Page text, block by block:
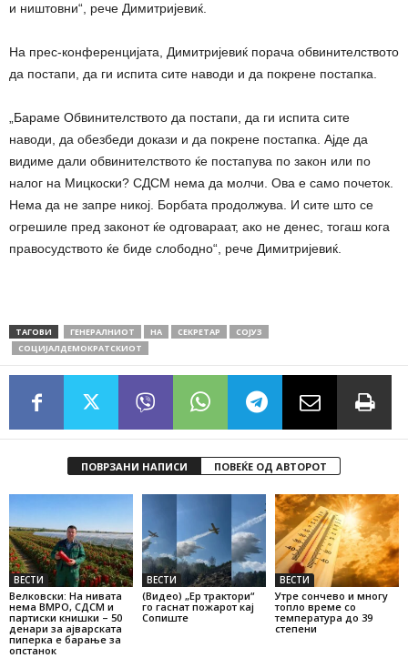
и ништовни“, рече Димитријевиќ.
На прес-конференцијата, Димитријевиќ порача обвинителството
да постапи, да ги испита сите наводи и да покрене постапка.
„Бараме Обвинителството да постапи, да ги испита сите
наводи, да обезбеди докази и да покрене постапка. Ајде да
видиме дали обвинителството ќе постапува по закон или по
налог на Мицкоски? СДСМ нема да молчи. Ова е само почеток.
Нема да не запре никој. Борбата продолжува. И сите што се
огрешиле пред законот ќе одговараат, ако не денес, тогаш кога
правосудството ќе биде слободно“, рече Димитријевиќ.
ТАГОВИ ГЕНЕРАЛНИОТ НА СЕКРЕТАР
СОЈУЗ
СОЦИЈАЛДЕМОКРАТСКИОТ
ПОВРЗАНИ НАПИСИ ПОВЕЌЕ ОД АВТОРОТ
ВЕСТИ
Велковски: На нивата
нема ВМРО, СДСМ и
партиски книшки – 50
денари за ајварската
пиперка е барање за
опстанок
ВЕСТИ
(Видео) „Ер трактори“
го гаснат пожарот кај
Сопиште
ВЕСТИ
Утре сончево и многу
топло време со
температура до 39
степени